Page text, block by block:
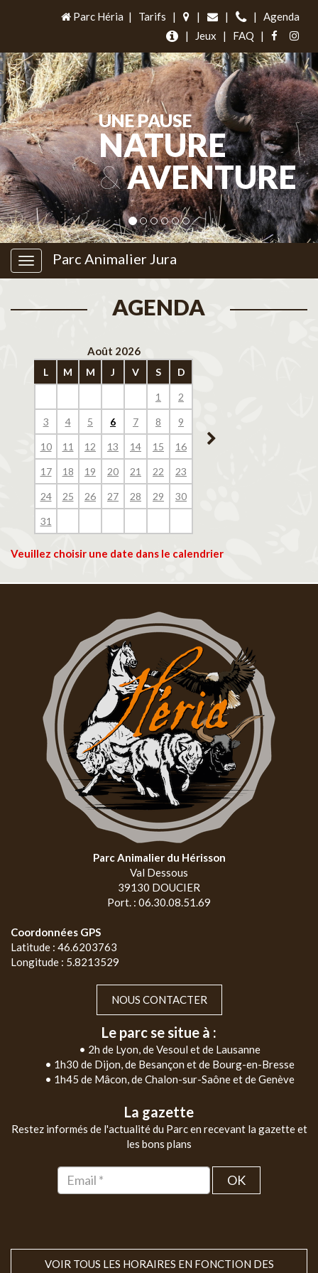
Parc Héria | Tarifs | | | |
Agenda
|
Jeux | FAQ |
UNE PAUSE
NATURE
&AVENTURE
Parc Animalier Jura
AGENDA
Août 2026
L M M J V S D
1 2
3 4 5 6 7 8 9
10 11 12 13 14 15 16
17 18 19 20 21 22 23
24 25 26 27 28 29 30
31
14
Veuillez choisir une date dans le calendrier
Parc Animalier du Hérisson
Val Dessous
39130 DOUCIER
Port. : 06.30.08.51.69
Coordonnées GPS
Latitude : 46.6203763
Longitude : 5.8213529
NOUS CONTACTER
Le parc se situe à :
• 2h de Lyon, de Vesoul et de Lausanne
• 1h30 de Dijon, de Besançon et de Bourg-en-Bresse
• 1h45 de Mâcon, de Chalon-sur-Saône et de Genève
La gazette
Restez informés de l'actualité du Parc en recevant la gazette et
les bons plans
OK
VOIR TOUS LES HORAIRES EN FONCTION DES